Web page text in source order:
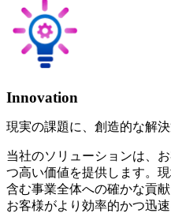
Innovation
現実の課題に、創造的な解
当社のソリューションは、
つ高い価値を提供します。
含む事業全体への確かな貢
お客様がより効率的かつ迅